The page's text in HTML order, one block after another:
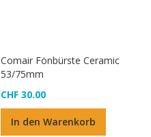
Comair Fönbürste Ceramic
53/75mm
CHF 30.00
In den Warenkorb